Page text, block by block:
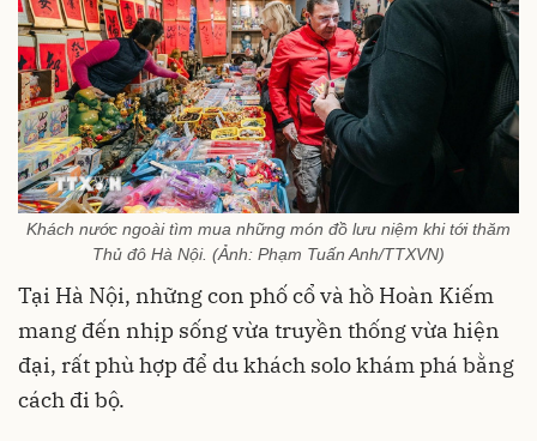
Khách nước ngoài tìm mua những món đồ lưu niệm khi tới thăm
Thủ đô Hà Nội. (Ảnh: Phạm Tuấn Anh/TTXVN)
Tại Hà Nội, những con phố cổ và hồ Hoàn Kiếm
mang đến nhịp sống vừa truyền thống vừa hiện
đại, rất phù hợp để du khách solo khám phá bằng
cách đi bộ.